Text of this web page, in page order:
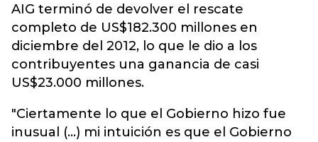
AIG terminó de devolver el rescate
completo de US$182.300 millones en
diciembre del 2012, lo que le dio a los
contribuyentes una ganancia de casi
US$23.000 millones.
"Ciertamente lo que el Gobierno hizo fue
inusual (...) mi intuición es que el Gobierno